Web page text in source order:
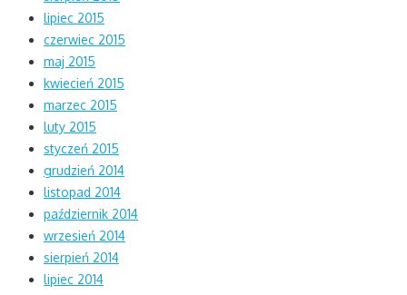
lipiec 2015
czerwiec 2015
maj 2015
kwiecień 2015
marzec 2015
luty 2015
styczeń 2015
grudzień 2014
listopad 2014
październik 2014
wrzesień 2014
sierpień 2014
lipiec 2014